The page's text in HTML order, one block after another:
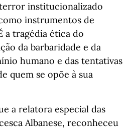
institucionalizado
instrumentos de
a tragédia ética do
da barbaridade e da
humano e das tentativas
quem se opõe à sua
a relatora especial das
Albanese, reconheceu